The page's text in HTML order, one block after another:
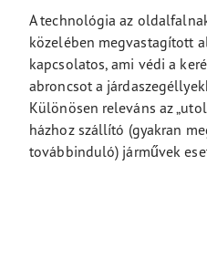
A technológia az
közelében megvastagított
kapcsolatos, ami védi a
abroncsot a
Különösen releváns az
házhoz szállító (gyakran
továbbinduló) járművek